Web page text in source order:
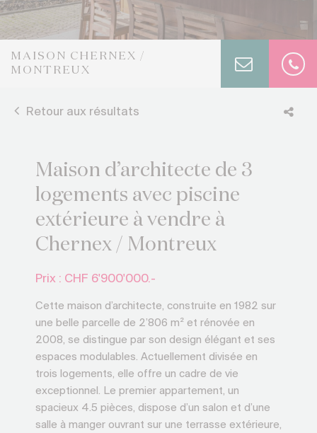
MAISON CHERNEX /
MONTREUX
Retour aux résultats
Maison d’architecte de 3
logements avec piscine
extérieure à vendre à
Chernex / Montreux
Prix : CHF 6'900'000.-
Cette maison d’architecte, construite en 1982 sur
une belle parcelle de 2’806 m² et rénovée en
2008, se distingue par son design élégant et ses
espaces modulables. Actuellement divisée en
trois logements, elle offre un cadre de vie
exceptionnel. Le premier appartement, un
spacieux 4.5 pièces, dispose d’un salon et d’une
salle à manger ouvrant sur une terrasse extérieure,